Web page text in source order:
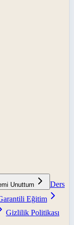
Unuttum
Ders
Eğitim
Gizlilik Politikası